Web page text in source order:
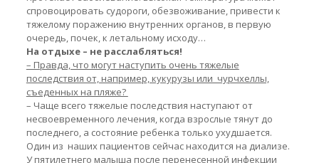
спровоцировать судороги, обезвоживание, привести к
тяжелому поражению внутренних органов, в первую
очередь, почек, к летальному исходу…
На отдыхе – не расслабляться!
– Правда, что могут наступить очень тяжелые
последствия от, например, кукурузы или чурчхеллы,
съеденных на пляже?
– Чаще всего тяжелые последствия наступают от
несвоевременного лечения, когда взрослые тянут до
последнего, а состояние ребенка только ухудшается.
Один из наших пациентов сейчас находится на диализе.
У пятилетнего малыша после перенесенной инфекции